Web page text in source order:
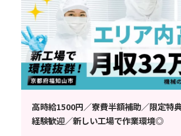
高時給1500円／寮費半額補助／限定特
経験歓迎／新しい工場で作業環境◎